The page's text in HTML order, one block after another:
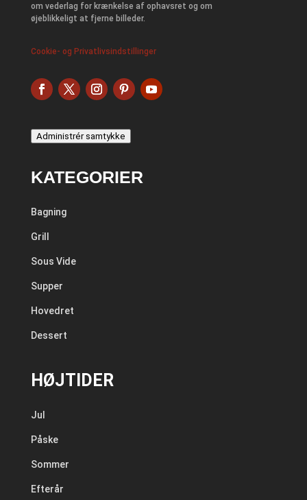
om vederlag for krænkelse af ophavsret og om
øjeblikkeligt at fjerne billeder.
Cookie- og Privatlivsindstillinger
Administrér samtykke
KATEGORIER
Bagning
Grill
Sous Vide
Supper
Hovedret
Dessert
HØJTIDER
Jul
Påske
Sommer
Efterår